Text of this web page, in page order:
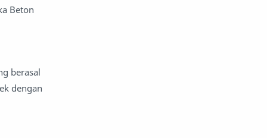
Beton
berasal
dengan